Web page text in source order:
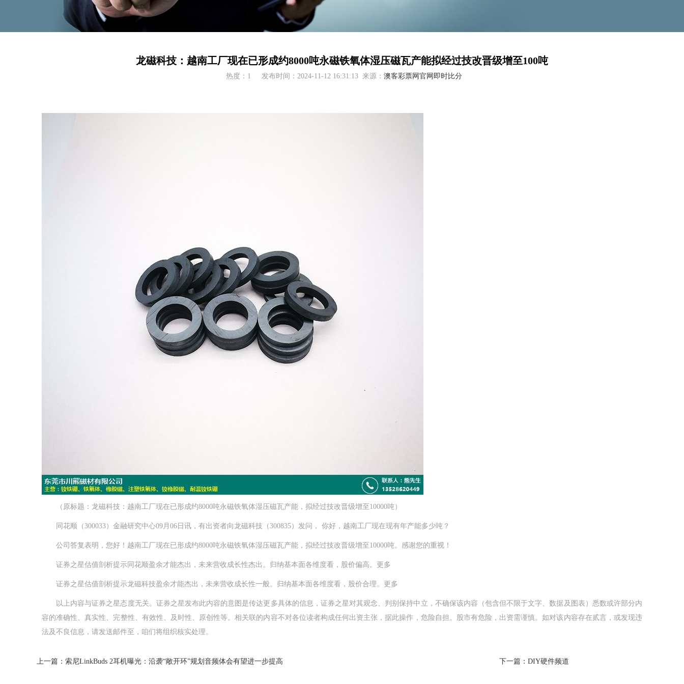
龙磁科技：越南工厂现在已形成约8000吨永磁铁氧体湿压磁瓦产能拟经过技改晋级增至100吨
热度：1 发布时间：2024-11-12 16:31:13 来源：澳客彩票网官网即时比分
（原标题：龙磁科技：越南工厂现在已形成约8000吨永磁铁氧体湿压磁瓦产能，拟经过技改晋级增至10000吨）
同花顺（300033）金融研究中心09月06日讯，有出资者向龙磁科技（300835）发问， 你好，越南工厂现在现有年产能多少吨？
公司答复表明，您好！越南工厂现在已形成约8000吨永磁铁氧体湿压磁瓦产能，拟经过技改晋级增至10000吨。感谢您的重视！
证券之星估值剖析提示同花顺盈余才能杰出，未来营收成长性杰出。归纳基本面各维度看，股价偏高。更多
证券之星估值剖析提示龙磁科技盈余才能杰出，未来营收成长性一般。归纳基本面各维度看，股价合理。更多
以上内容与证券之星态度无关。证券之星发布此内容的意图是传达更多具体的信息，证券之星对其观念、判别保持中立，不确保该内容（包含但不限于文字、数据及图表）悉数或许部分内
容的准确性、真实性、完整性、有效性、及时性、原创性等。相关联的内容不对各位读者构成任何出资主张，据此操作，危险自担。股市有危险，出资需谨慎。如对该内容存在贰言，或发现违
法及不良信息，请发送邮件至，咱们将组织核实处理。
上一篇：索尼LinkBuds 2耳机曝光：沿袭“敞开环”规划音频体会有望进一步提高 下一篇：DIY硬件频道